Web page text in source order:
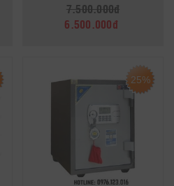
7.500.000đ
6.500.000đ
25%